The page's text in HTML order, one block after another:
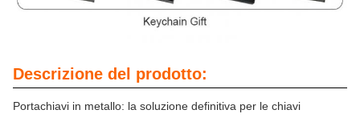
Descrizione del prodotto:
Portachiavi in metallo: la soluzione definitiva per le chiavi